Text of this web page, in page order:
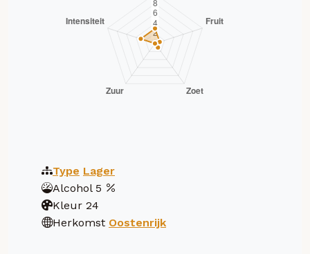
Type Lager
Alcohol 5
Kleur 24
Herkomst Oostenrijk